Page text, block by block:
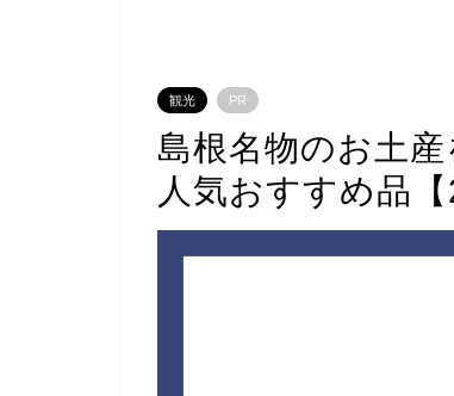
観光 PR
島根名物のお土
人気おすすめ品【